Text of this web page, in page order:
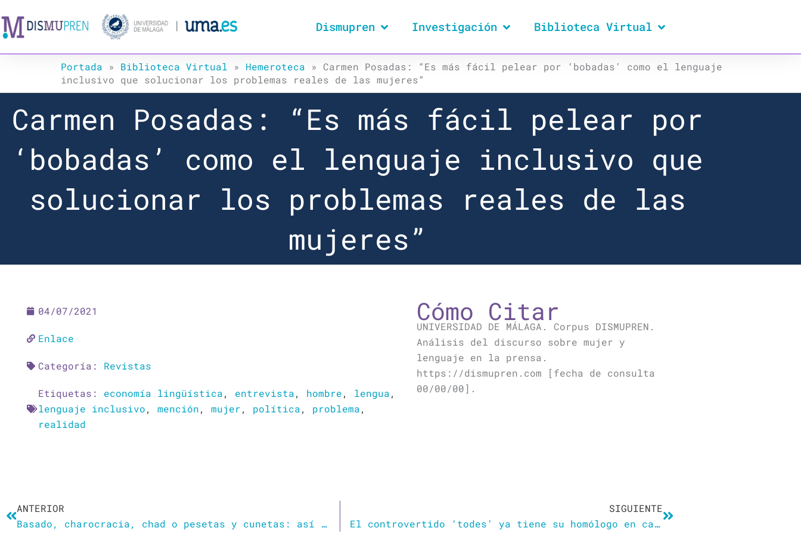
al
contenido
Dismupren Investigación Biblioteca Virtual
Portada » Biblioteca Virtual » Hemeroteca » Carmen Posadas: “Es más fácil pelear por ‘bobadas’ como el lenguaje
inclusivo que solucionar los problemas reales de las mujeres”
Carmen Posadas: “Es más fácil pelear por
‘bobadas’ como el lenguaje inclusivo que
solucionar los problemas reales de las
mujeres”
04/07/2021
Enlace
Categoría: Revistas
Etiquetas: economía lingüística, entrevista, hombre, lengua,
lenguaje inclusivo, mención, mujer, política, problema,
realidad
Cómo Citar
UNIVERSIDAD DE MÁLAGA. Corpus DISMUPREN.
Análisis del discurso sobre mujer y
lenguaje en la prensa.
https://dismupren.com [fecha de consulta
00/00/00].
ANTERIOR
Basado, charocracia, chad o pesetas y cunetas: así habla el Team Facha
SIGUIENTE
El controvertido ‘todes’ ya tiene su homólogo en catalán